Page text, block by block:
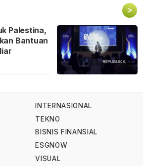
>
Palestina,
Bantuan
INTERNASIONAL
TEKNO
BISNIS FINANSIAL
ESGNOW
VISUAL